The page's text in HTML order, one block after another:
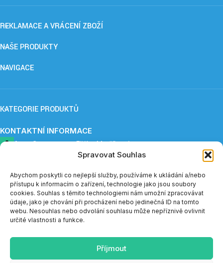
Spravovat Souhlas
Abychom poskytli co nejlepší služby, používáme k ukládání a/nebo
přístupu k informacím o zařízení, technologie jako jsou soubory
cookies. Souhlas s těmito technologiemi nám umožní zpracovávat
údaje, jako je chování při procházení nebo jedinečná ID na tomto
webu. Nesouhlas nebo odvolání souhlasu může nepříznivě ovlivnit
určité vlastnosti a funkce.
Příjmout
REKLAMACE A VRÁCENÍ ZBOŽÍ
NAŠE PRODUKTY
NAVIGACE
KATEGORIE PRODUKTŮ
KONTAKTNÍ INFORMACE
ApnoCare s. r. o.,Eliška Maršíková
Provozovna: Záboří 84, 277 41 Kly
eshop@apnoe-spanek.cz
IČO: 23362812
DIČ: CZ23362812
Telefonická podpora e-shopu je v měsíci červenci a sprnu
dostupná vždy do 14:00.